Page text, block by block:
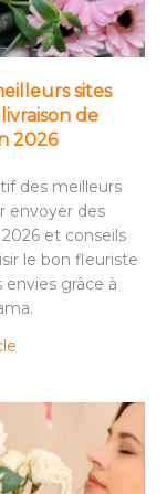
sites
de
2026
des meilleurs
envoyer des
et conseils
le bon fleuriste
envies grâce à